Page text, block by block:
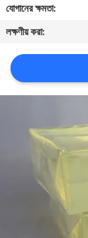
করুন
মামলা
একটি
উদ্ধৃতি
অনুরোধ
যোগানের ক্ষমতা:
লক্ষণীয় করা: